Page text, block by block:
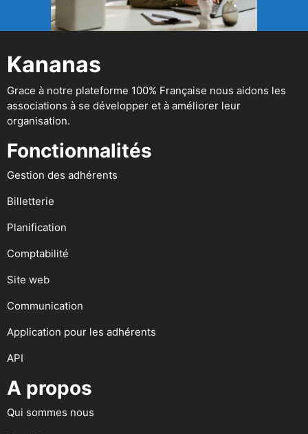
Kananas
Grace à notre plateforme 100% Française nous aidons les
associations à se développer et à améliorer leur
organisation.
Fonctionnalités
Gestion des adhérents
Billetterie
Planification
Comptabilité
Site web
Communication
Application pour les adhérents
API
A propos
Qui sommes nous